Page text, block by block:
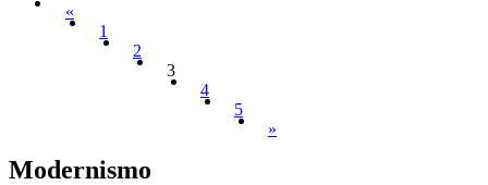
«
1
2
3
4
5
»
Modernismo